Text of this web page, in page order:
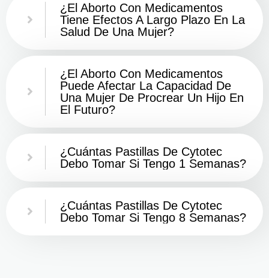
¿El Aborto Con Medicamentos
Tiene Efectos A Largo Plazo En La
Salud De Una Mujer?
¿El Aborto Con Medicamentos
Puede Afectar La Capacidad De
Una Mujer De Procrear Un Hijo En
El Futuro?
¿Cuántas Pastillas De Cytotec
Debo Tomar Si Tengo 1 Semanas?
¿Cuántas Pastillas De Cytotec
Debo Tomar Si Tengo 8 Semanas?